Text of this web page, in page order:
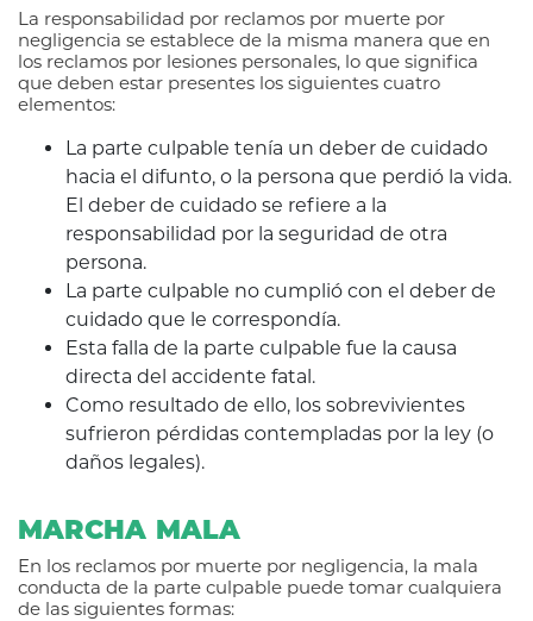
La responsabilidad por reclamos por muerte por
negligencia se establece de la misma manera que en
los reclamos por lesiones personales, lo que significa
que deben estar presentes los siguientes cuatro
elementos:
La parte culpable tenía un deber de cuidado
hacia el difunto, o la persona que perdió la vida.
El deber de cuidado se refiere a la
responsabilidad por la seguridad de otra
persona.
La parte culpable no cumplió con el deber de
cuidado que le correspondía.
Esta falla de la parte culpable fue la causa
directa del accidente fatal.
Como resultado de ello, los sobrevivientes
sufrieron pérdidas contempladas por la ley (o
daños legales).
MARCHA MALA
En los reclamos por muerte por negligencia, la mala
conducta de la parte culpable puede tomar cualquiera
de las siguientes formas: